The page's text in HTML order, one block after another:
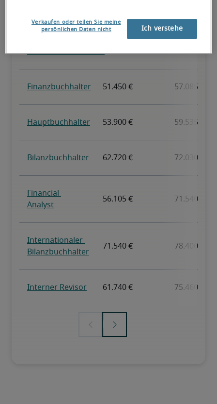
Verkaufen oder teilen Sie meine
persönlichen Daten nicht
Ich verstehe